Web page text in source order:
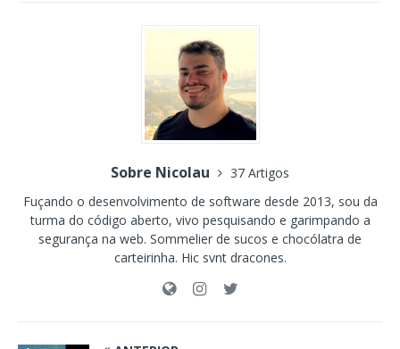
Sobre Nicolau
37 Artigos
Fuçando o desenvolvimento de software desde 2013, sou da
turma do código aberto, vivo pesquisando e garimpando a
segurança na web. Sommelier de sucos e chocólatra de
carteirinha. Hic svnt dracones.